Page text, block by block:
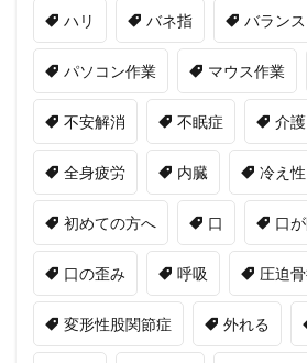
ハリ バネ指 バランス
パソコン作業 マウス作業
不安解消 不眠症 介護
全身疲労 内臓 冷え性
初めての方へ 口 口
口の歪み 呼吸 圧迫
変形性股関節症 外れる